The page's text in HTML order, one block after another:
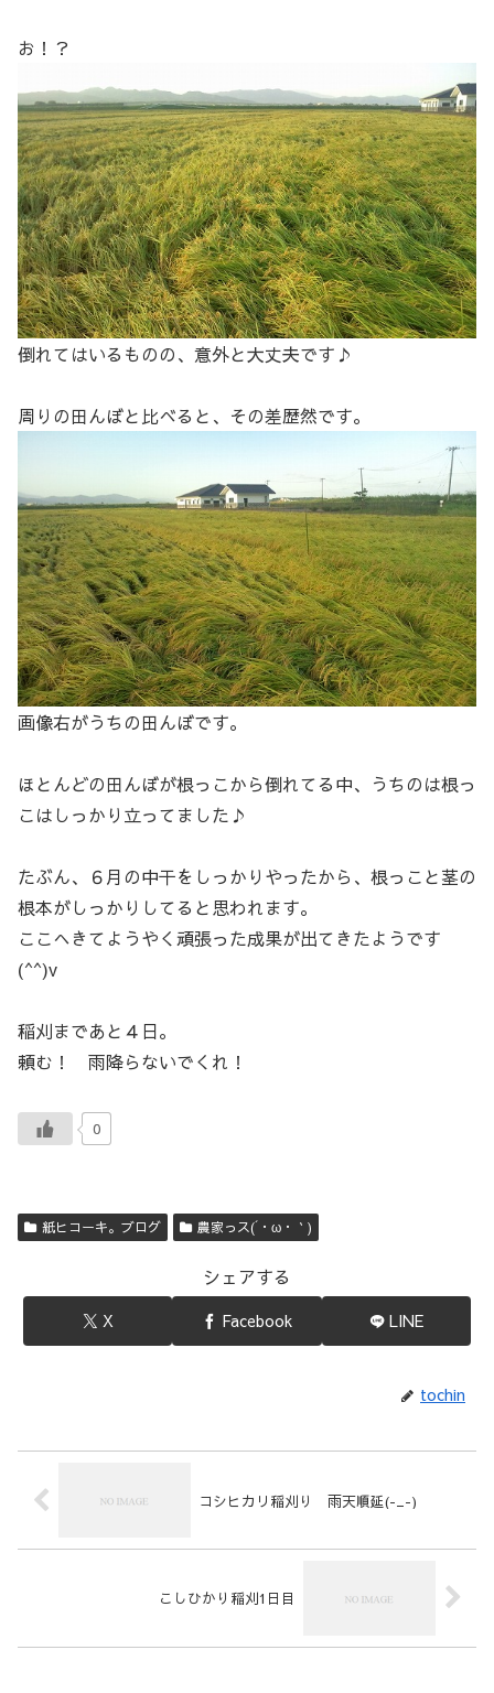
お！？
倒れてはいるものの、意外と大丈夫です♪
周りの田んぼと比べると、その差歴然です。
画像右がうちの田んぼです。
ほとんどの田んぼが根っこから倒れてる中、うちのは根っ
こはしっかり立ってました♪
たぶん、６月の中干をしっかりやったから、根っこと茎の
根本がしっかりしてると思われます。
ここへきてようやく頑張った成果が出てきたようです
(^^)v
稲刈まであと４日。
頼む！ 雨降らないでくれ！
0
紙ヒコーキ。ブログ 農家っス(´・ω・｀)
シェアする
X Facebook LINE
tochin
コシヒカリ稲刈り 雨天順延(-_-)
こしひかり稲刈1日目